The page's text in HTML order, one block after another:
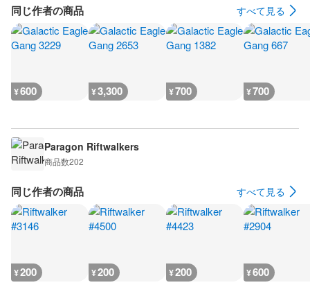
同じ作者の商品 すべて見る
¥600 ¥3,300 ¥700 ¥700
Paragon Riftwalkers
商品数202
同じ作者の商品 すべて見る
¥200 ¥200 ¥200 ¥600